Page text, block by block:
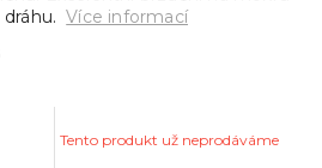
Tento produkt už neprodáváme
Více informací